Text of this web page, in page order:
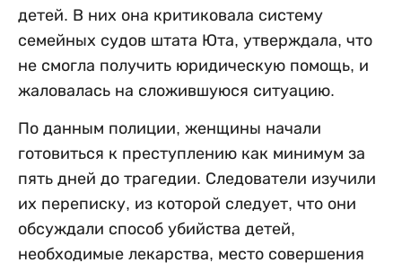
детей. В них она критиковала систему
семейных судов штата Юта, утверждала, что
не смогла получить юридическую помощь, и
жаловалась на сложившуюся ситуацию.
По данным полиции, женщины начали
готовиться к преступлению как минимум за
пять дней до трагедии. Следователи изучили
их переписку, из которой следует, что они
обсуждали способ убийства детей,
необходимые лекарства, место совершения